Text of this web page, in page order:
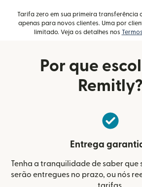
Tarifa zero em sua primeira transferência
apenas para novos clientes. Uma por
limitado. Veja os detalhes nos
Por que
Remitly?
Entrega
Tenha a tranquilidade de saber que
serão entregues no prazo, ou nós